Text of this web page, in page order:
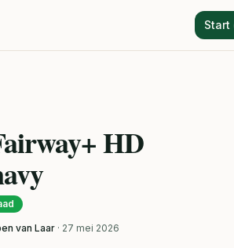
HD
van Laar · 27 mei 2026